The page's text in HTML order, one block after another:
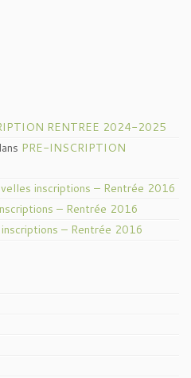
RENTREE 2024-2025
PRE-INSCRIPTION
inscriptions – Rentrée 2016
– Rentrée 2016
– Rentrée 2016